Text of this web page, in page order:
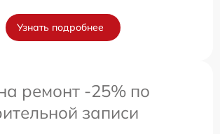
Узнать подробнее
ремонт -25% по
записи